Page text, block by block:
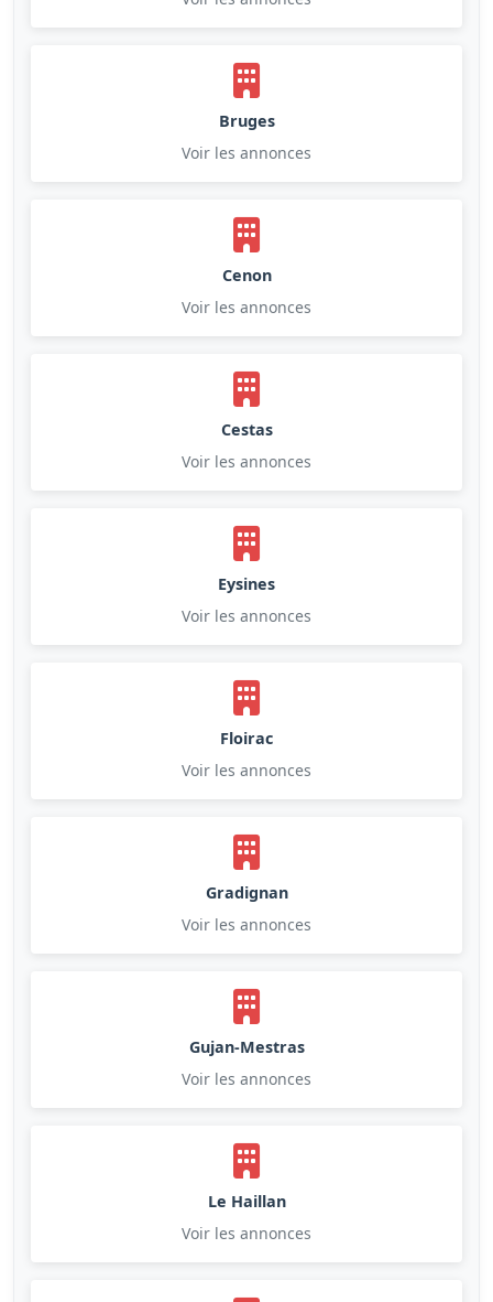
Bruges
Voir les annonces
Cenon
Voir les annonces
Cestas
Voir les annonces
Eysines
Voir les annonces
Floirac
Voir les annonces
Gradignan
Voir les annonces
Gujan-Mestras
Voir les annonces
Le Haillan
Voir les annonces